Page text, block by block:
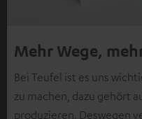
Mehr Wege,
Bei Teufel ist es uns
zu machen, dazu gehört
produzieren. Deswegen